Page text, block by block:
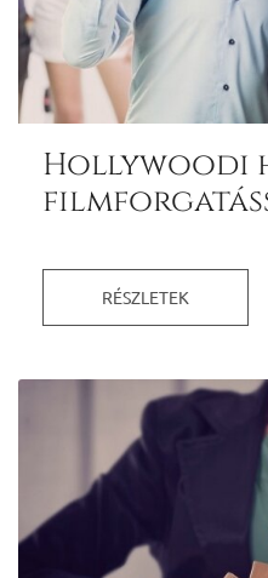
Hollywoodi
RÉSZLETEK